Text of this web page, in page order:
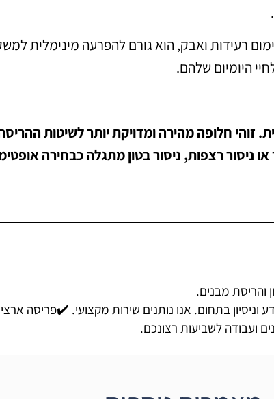
רעידות ואבק, הוא גורם להפרעה מינימלית
היומיום שלהם.
זוהי חלופה מהירה ומדויקת יותר לשיטות
רצפות, ניסור בטון מתגלה כבחירה
וניסיון בתחום. אנו נותנים שירות מקצועי.
ועבודה לשביעות רצונכם.